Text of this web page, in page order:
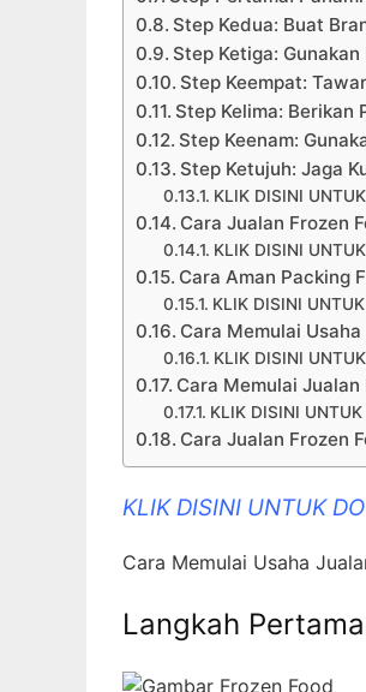
Step Kedua: Buat
Step Ketiga:
Step Keempat:
Step Kelima: Berikan
Step Keenam:
Step Ketujuh: Jaga
KLIK DISINI
Cara Jualan Frozen
KLIK DISINI
Cara Aman Packing
KLIK DISINI
Cara Memulai
KLIK DISINI
Cara Memulai Jualan
KLIK DISINI
Cara Jualan Frozen
KLIK DISINI UNTUK
Cara Memulai Usaha
Langkah